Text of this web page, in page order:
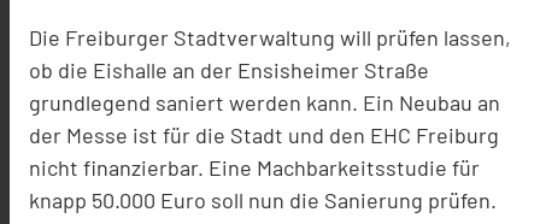
Die Freiburger Stadtverwaltung will prüfen lassen,
ob die Eishalle an der Ensisheimer Straße
grundlegend saniert werden kann. Ein Neubau an
der Messe ist für die Stadt und den EHC Freiburg
nicht finanzierbar. Eine Machbarkeitsstudie für
knapp 50.000 Euro soll nun die Sanierung prüfen.